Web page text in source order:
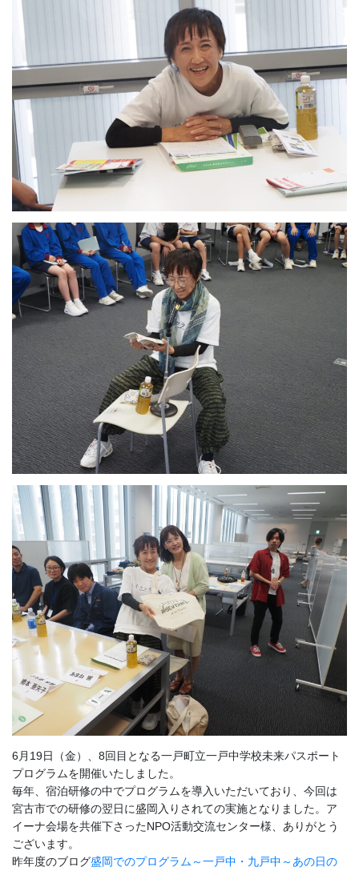
6月19日（金）、8回目となる一戸町立一戸中学校未来パスポート
プログラムを開催いたしました。
毎年、宿泊研修の中でプログラムを導入いただいており、今回は
宮古市での研修の翌日に盛岡入りされての実施となりました。ア
イーナ会場を共催下さったNPO活動交流センター様、ありがとう
ございます。
昨年度のブログ盛岡でのプログラム～一戸中・九戸中～あの日の